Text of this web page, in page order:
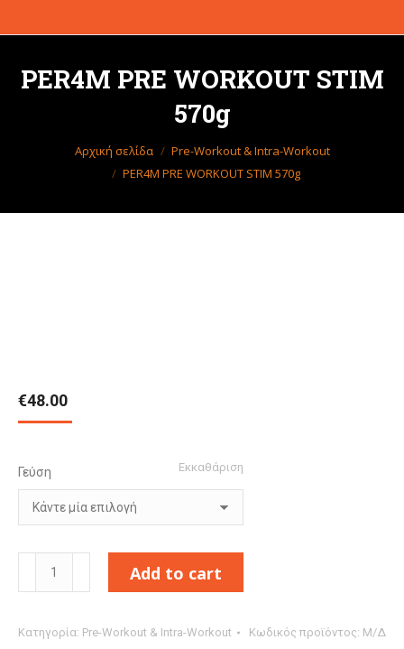
PER4M PRE WORKOUT STIM
570g
Βρίσκεστε εδώ:Αρχική σελίδα
Pre-Workout & Intra-Workout
PER4M PRE WORKOUT STIM 570g
€48.00
Γεύση Εκκαθάριση
PER4M
PRE
STIM
Add to cart
Κατηγορία: Pre-Workout & Intra-Workout Κωδικός προϊόντος: Μ/Δ